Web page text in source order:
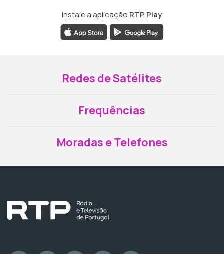
Instale a aplicação RTP Play
Redes de Satélites
Frequências
Moradas e Telefones